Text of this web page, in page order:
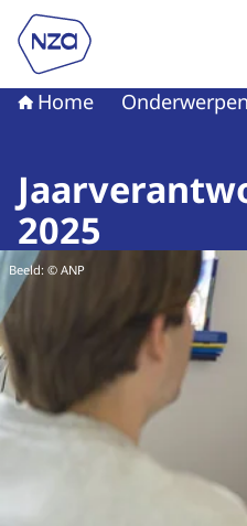
Naar de homepage van
Home Onderwerpen
2025
Beeld: © ANP